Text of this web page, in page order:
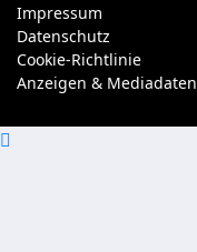
Impressum
Datenschutz
Cookie-Richtlinie
Anzeigen & Mediadaten